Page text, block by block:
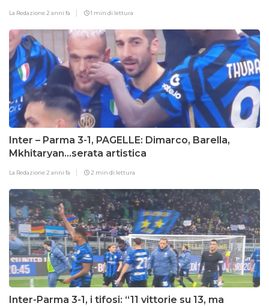
La Redazione 2 anni fa 1 min di lettura
Inter – Parma 3-1, PAGELLE: Dimarco, Barella,
Mkhitaryan…serata artistica
La Redazione 2 anni fa 2 min di lettura
Inter-Parma 3-1, i tifosi: “11 vittorie su 13, ma